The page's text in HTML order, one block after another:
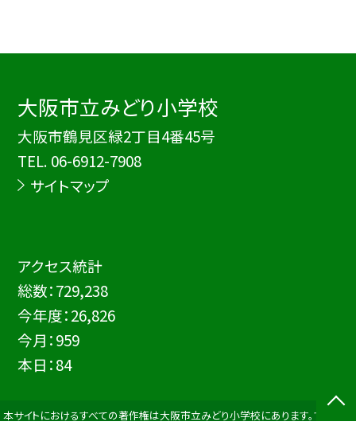
大阪市立みどり小学校
大阪市鶴見区緑2丁目4番45号
TEL. 06-6912-7908
サイトマップ
アクセス統計
総数：729,238
今年度：26,826
今月：959
本日：84
本サイトにおけるすべての著作権は大阪市立みどり小学校にあります。すべての